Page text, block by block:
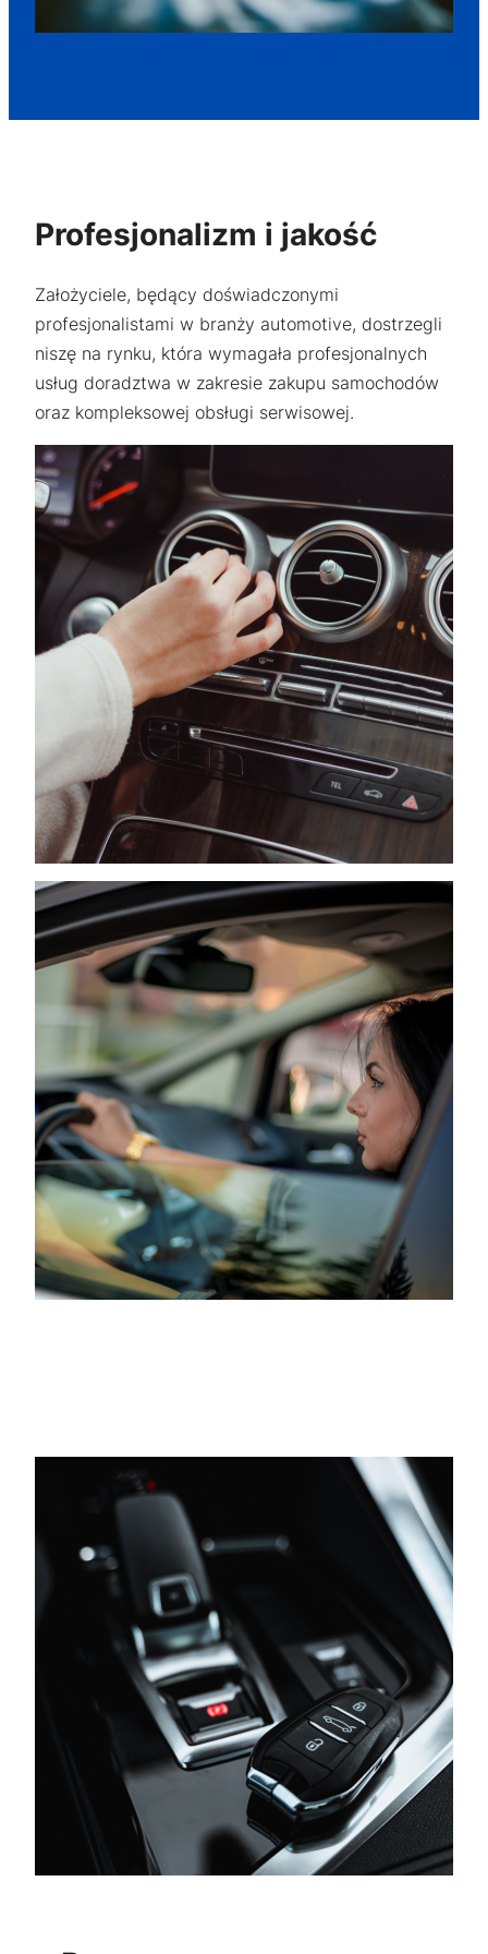
Profesjonalizm i jakość
Założyciele, będący doświadczonymi
profesjonalistami w branży automotive, dostrzegli
niszę na rynku, która wymagała profesjonalnych
usług doradztwa w zakresie zakupu samochodów
oraz kompleksowej obsługi serwisowej.
funkcjonalność
i strukturę
tego, jak
Doświadczenie
internetowa
działała jak
najlepiej podczas
twojego przejścia
na nią. Jeśli
odrzucisz te pliki
internetowej.
Marketing
Udostępniając
swoje
zainteresowania i
zachowania
podczas
odwiedzania naszej
strony, zwiększasz
szansę na
zobaczenie
spersonalizowanych
treści i ofert.